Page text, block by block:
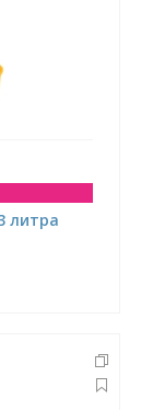
литра